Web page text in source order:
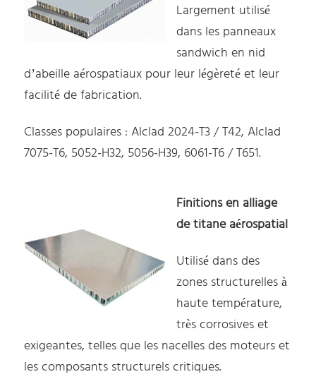
Largement utilisé
dans les panneaux
sandwich en nid
d’abeille aérospatiaux pour leur légèreté et leur
facilité de fabrication.
Classes populaires : Alclad 2024-T3 / T42, Alclad
7075-T6, 5052-H32, 5056-H39, 6061-T6 / T651.
Finitions en alliage
de titane aérospatial
Utilisé dans des
zones structurelles à
haute température,
très corrosives et
exigeantes, telles que les nacelles des moteurs et
les composants structurels critiques.